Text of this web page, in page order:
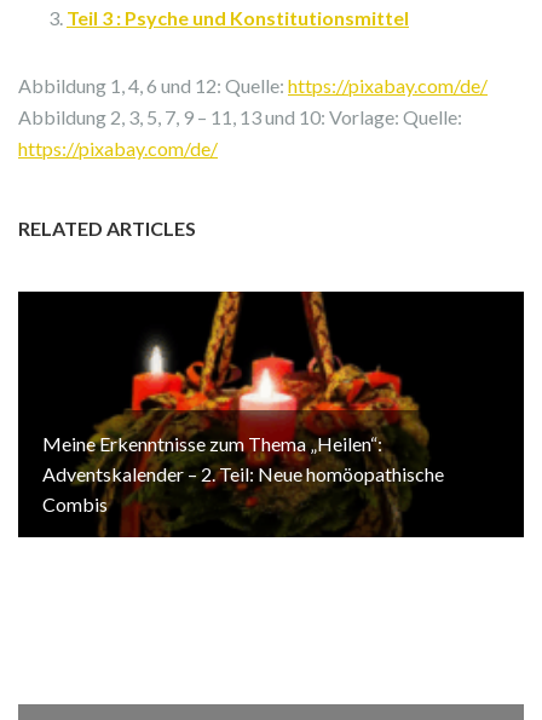
Teil 3 : Psyche und Konstitutionsmittel
Abbildung 1, 4, 6 und 12: Quelle: https://pixabay.com/de/
Abbildung 2, 3, 5, 7, 9 – 11, 13 und 10: Vorlage: Quelle:
https://pixabay.com/de/
RELATED ARTICLES
Meine Erkenntnisse zum Thema „Heilen“:
Adventskalender – 2. Teil: Neue homöopathische
Combis